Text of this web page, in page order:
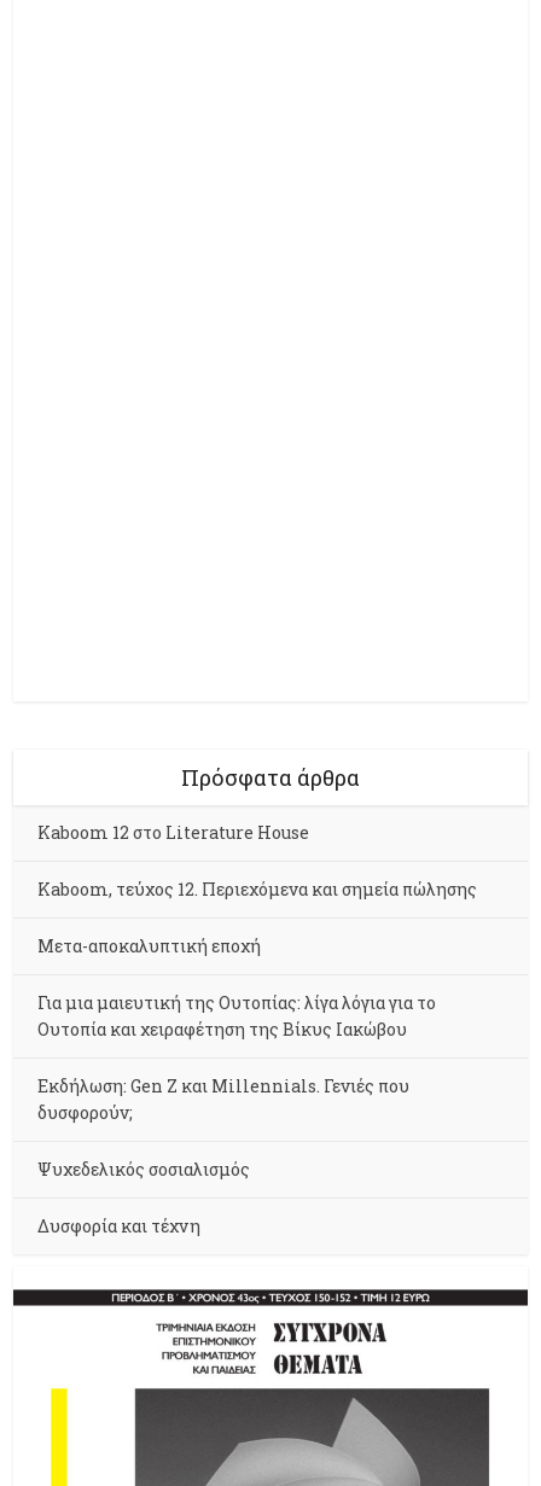
Πρόσφατα άρθρα
Kaboom 12 στο Literature House
Kaboom, τεύχος 12. Περιεχόμενα και σημεία πώλησης
Μετα-αποκαλυπτική εποχή
Για μια μαιευτική της Ουτοπίας: λίγα λόγια για το
Ουτοπία και χειραφέτηση της Βίκυς Ιακώβου
Εκδήλωση: Gen Z και Millennials. Γενιές που
δυσφορούν;
Ψυχεδελικός σοσιαλισμός
Δυσφορία και τέχνη